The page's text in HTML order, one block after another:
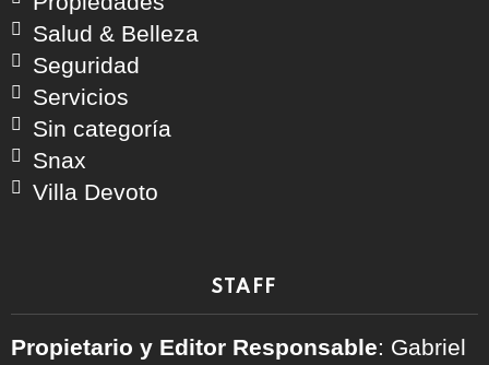
Salud & Belleza
Seguridad
Servicios
Sin categoría
Snax
Villa Devoto
STAFF
Propietario y Editor Responsable: Gabriel